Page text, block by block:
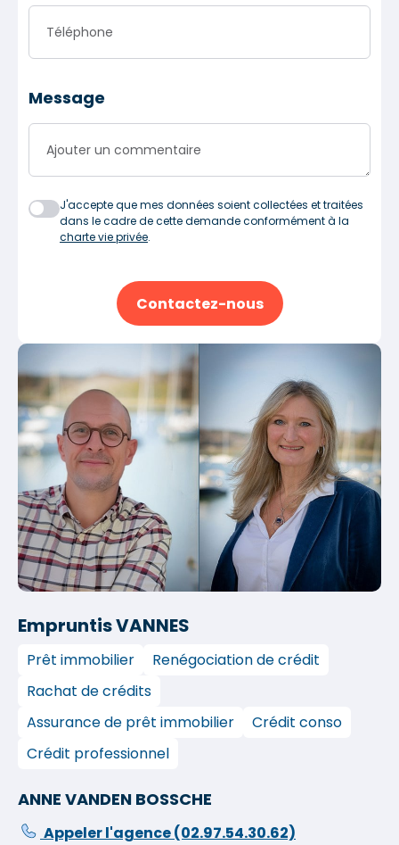
Empruntis VANNES
Prêt immobilier
Renégociation de crédit
Rachat de crédits
Assurance de prêt immobilier
Crédit conso
Crédit professionnel
ANNE VANDEN BOSSCHE
Appeler l'agence(02.97.54.30.62)
Téléphone
Message
Ajouter un commentaire
J'accepte que mes données soient collectées et traitées
dans le cadre de cette demande conformément à la
charte vie privée.
Contactez-nous